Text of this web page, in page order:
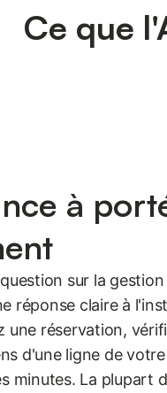
Ce que
à
sur la
réponse claire à
une réservation,
d'une ligne de
minutes. La plupart